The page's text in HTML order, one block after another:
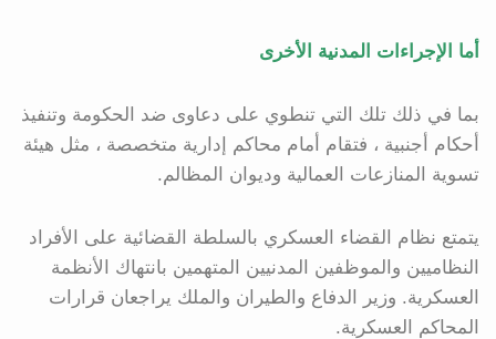
أما الإجراءات المدنية الأخرى
بما في ذلك تلك التي تنطوي على دعاوى ضد الحكومة وتنفيذ
أحكام أجنبية ، فتقام أمام محاكم إدارية متخصصة ، مثل هيئة
تسوية المنازعات العمالية وديوان المظالم.
يتمتع نظام القضاء العسكري بالسلطة القضائية على الأفراد
النظاميين والموظفين المدنيين المتهمين بانتهاك الأنظمة
العسكرية. وزير الدفاع والطيران والملك يراجعان قرارات
المحاكم العسكرية.